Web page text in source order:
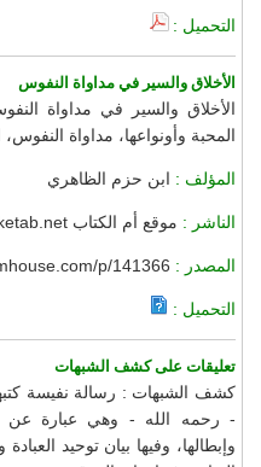
التحميل :
الأخلاق والسير في مداواة النفوس
الأخلاق والسير في مداواة
المحبة وأونواعها، مداواة
المؤلف : ابن حزم الظاهري
الناشر : موقع أم الكتاب http://www.omelketab.net
المصدر : p/141366
التحميل :
تعليقات على كشف الشبهات
كشف الشبهات : رسالة نفيسة
- رحمه الله - وهي عبارة عن
وإبطالها، وفيها بيان توحيد